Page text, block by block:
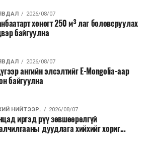
энэ нь гал унтраах ажиллагаанд
болзошгүйг онцолжээ.
2026/08/07
хоногт 250 м³ лаг боловсруулах
байгуулна
2026/08/07
ангийн элсэлтийг E-Mongolia-аар
байгуулна
НИЙТЭЭР.. 2026/08/07
иргэд рүү зөвшөөрөлгүй
дуудлага хийхийг хориг...